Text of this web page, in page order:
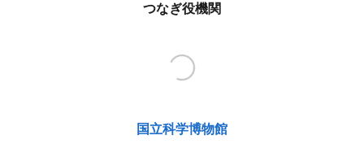
つなぎ役機関
国立科学博物館